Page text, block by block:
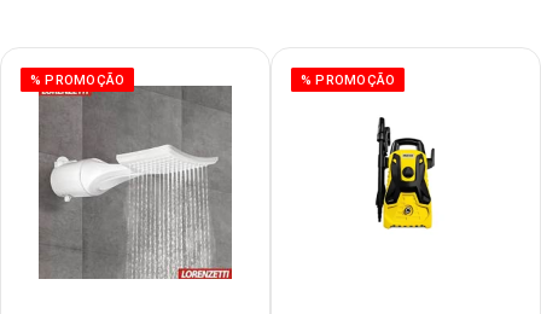
% PROMOÇÃO % PROMOÇÃO